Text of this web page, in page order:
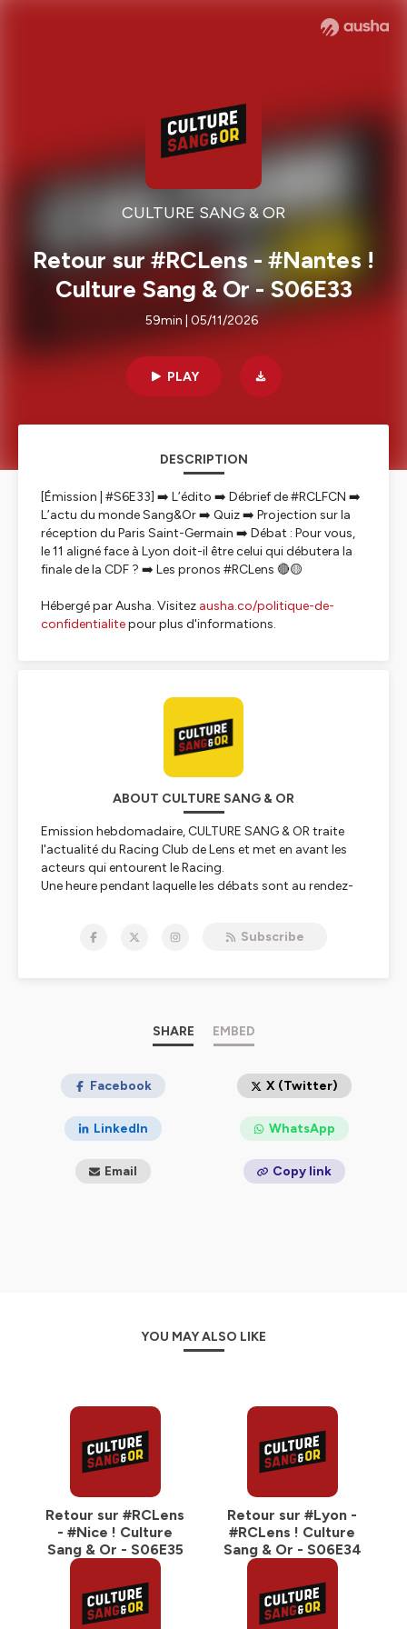
CULTURE SANG & OR
Retour sur #RCLens - #Nantes !
Culture Sang & Or - S06E33
59min | 05/11/2026
PLAY
DESCRIPTION
[Émission | #S6E33] ➡️ L’édito ➡️ Débrief de #RCLFCN ➡️
L’actu du monde Sang&Or ➡️ Quiz ➡️ Projection sur la
réception du Paris Saint-Germain ➡️ Débat : Pour vous,
le 11 aligné face à Lyon doit-il être celui qui débutera la
finale de la CDF ? ➡️ Les pronos #RCLens 🔴🟡
Hébergé par Ausha. Visitez ausha.co/politique-de-
confidentialitepour plus d'informations.
ABOUT CULTURE SANG & OR
Emission hebdomadaire, CULTURE SANG & OR traite
l'actualité du Racing Club de Lens et met en avant les
acteurs qui entourent le Racing.
Une heure pendant laquelle les débats sont au rendez-
évidemment, mais pas seulement. Subscribe
SHARE EMBED
Facebook X (Twitter)
LinkedIn WhatsApp
Email Copy link
YOU MAY ALSO LIKE
Retour sur #RCLens
- #Nice ! Culture
Sang & Or - S06E35
Retour sur #Lyon -
#RCLens ! Culture
Sang & Or - S06E34